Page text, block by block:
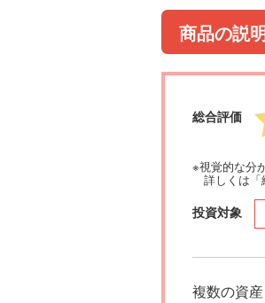
商品の説
総合評価
※視覚的な分
詳しくは「
投資対象
複数の資